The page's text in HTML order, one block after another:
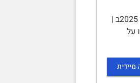
האוניברסיטה הפתוחה | שאלון בחינת גמר | הקורס: 10275 – בין יהודים לנוצרים | מועד 63, סמסטר 2025ב |
על
מיידית